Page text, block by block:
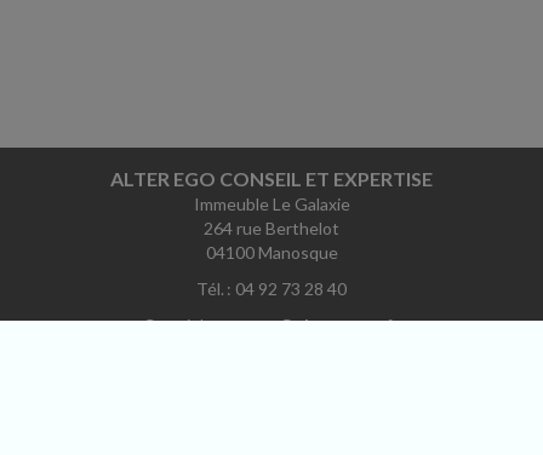
ALTER EGO CONSEIL ET EXPERTISE
Immeuble Le Galaxie
264 rue Berthelot
04100 Manosque
Tél. : 04 92 73 28 40
Courriel :contact@alteregoce.fr